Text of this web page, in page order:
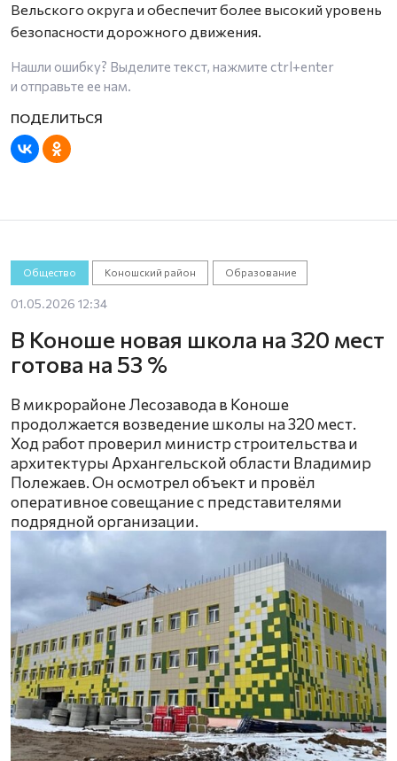
Вельского округа и обеспечит более высокий уровень
безопасности дорожного движения.
Нашли ошибку? Выделите текст, нажмите ctrl+enter
и отправьте ее нам.
Общество Коношский район Образование
01.05.2026 12:34
В Коноше новая школа на 320 мест
готова на 53 %
В микрорайоне Лесозавода в Коноше
продолжается возведение школы на 320 мест.
Ход работ проверил министр строительства и
архитектуры Архангельской области Владимир
Полежаев. Он осмотрел объект и провёл
оперативное совещание с представителями
подрядной организации.